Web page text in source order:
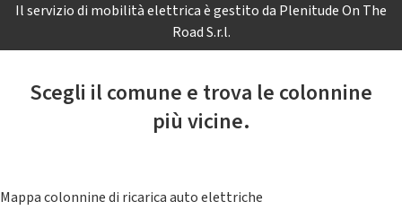
Il servizio di mobilità elettrica è gestito da Plenitude On The
Road S.r.l.
Scegli il comune e trova le colonnine
più vicine.
Mappa colonnine di ricarica auto elettriche